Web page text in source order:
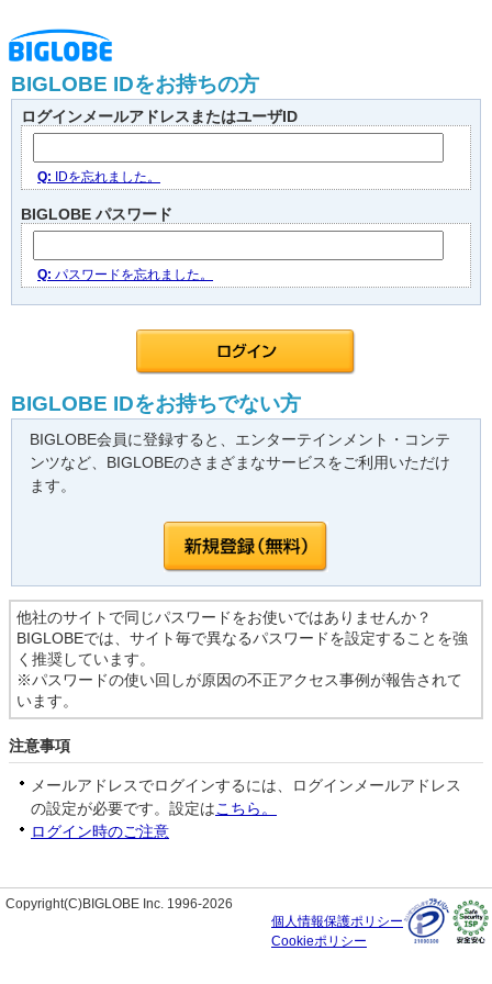
BIGLOBE IDをお持ちの方
ログインメールアドレスまたはユーザID
Q: IDを忘れました。
BIGLOBE パスワード
Q: パスワードを忘れました。
BIGLOBE IDをお持ちでない方
BIGLOBE会員に登録すると、エンターテインメント・コンテ
ンツなど、BIGLOBEのさまざまなサービスをご利用いただけ
ます。
他社のサイトで同じパスワードをお使いではありませんか？
BIGLOBEでは、サイト毎で異なるパスワードを設定することを強
く推奨しています。
※パスワードの使い回しが原因の不正アクセス事例が報告されて
います。
注意事項
メールアドレスでログインするには、ログインメールアドレス
の設定が必要です。設定はこちら。
ログイン時のご注意
Copyright(C)BIGLOBE Inc. 1996-2026
個人情報保護ポリシー
Cookieポリシー